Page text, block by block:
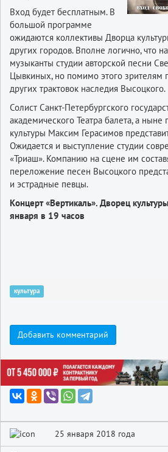
Вход будет бесплатным. В
большой программе
ожидаются коллективы Дворца
других городов. Вполне логично, что
музыканты студии авторской песни
Цывкиных, но помимо этого зрителям
других трактовок наследия Высоцкого.
Солист Санкт-Петербургского
академического Театра балета, а ныне
культуры Максим Герасимов
Ожидается и выступление студии
«Триаш». Компанию на сцене им
переложение песен Высоцкого
и эстрадные певцы.
Концерт «Вертикаль». Дворец
января в 19 часов
культура
Добавить комментарий
25 января 2018 года